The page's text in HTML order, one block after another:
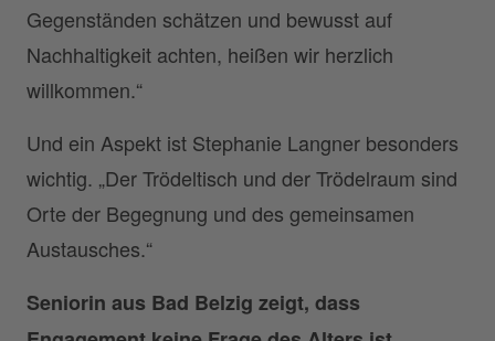
Gegenständen schätzen und bewusst auf
Nachhaltigkeit achten, heißen wir herzlich
willkommen.“
Und ein Aspekt ist Stephanie Langner besonders
wichtig. „Der Trödeltisch und der Trödelraum sind
Orte der Begegnung und des gemeinsamen
Austausches.“
Seniorin aus Bad Belzig zeigt, dass